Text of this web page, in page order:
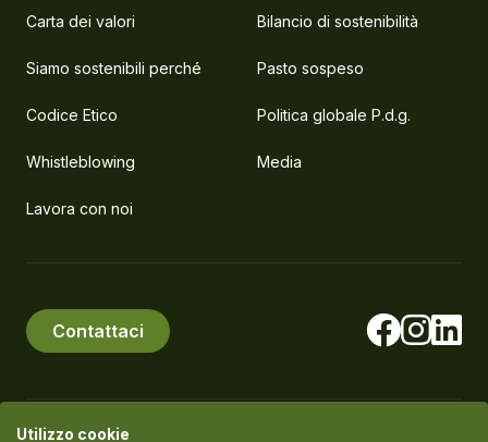
Carta dei valori Bilancio di sostenibilità
Siamo sostenibili perché Pasto sospeso
Codice Etico Politica globale P.d.g.
Whistleblowing Media
Lavora con noi
Contattaci
Utilizzo cookie